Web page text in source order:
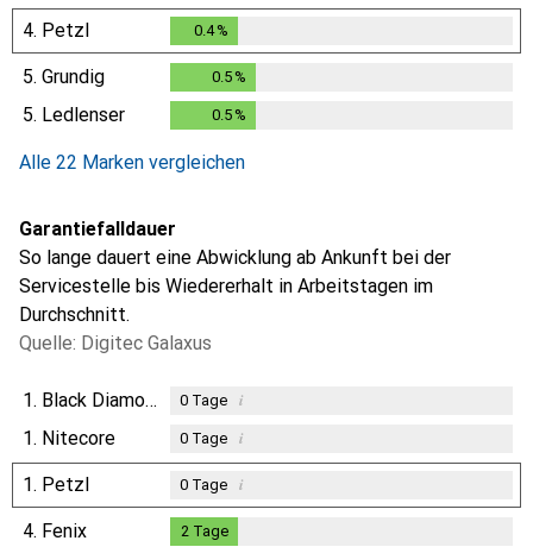
0.3%
4. Petzl 0.4%
5. Grundig 0.5%
5. Ledlenser 0.5%
Alle 22 Marken vergleichen
Garantiefalldauer
So lange dauert eine Abwicklung ab Ankunft bei der
Servicestelle bis Wiedererhalt in Arbeitstagen im
Durchschnitt.
Quelle: Digitec Galaxus
1. Black Diamond 0Tage i
1. Nitecore 0Tage i
1. Petzl 0Tage i
4. Fenix 2 Tage